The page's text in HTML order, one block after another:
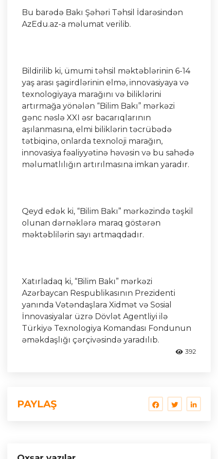
Bu barədə Bakı Şəhəri Təhsil İdarəsindən
AzEdu.az-a məlumat verilib.
Bildirilib ki, ümumi təhsil məktəblərinin 6-14
yaş arası şagirdlərinin elmə, innovasiyaya və
texnologiyaya marağını və biliklərini
artırmağa yönələn “Bilim Bakı” mərkəzi
gənc nəslə XXI əsr bacarıqlarının
aşılanmasına, elmi biliklərin təcrübədə
tətbiqinə, onlarda texnoloji marağın,
innovasiya fəaliyyətinə həvəsin və bu sahədə
məlumatlılığın artırılmasına imkan yaradır.
Qeyd edək ki, “Bilim Bakı” mərkəzində təşkil
olunan dərnəklərə maraq göstərən
məktəblilərin sayı artmaqdadır.
Xatırladaq ki, “Bilim Bakı” mərkəzi
Azərbaycan Respublikasının Prezidenti
yanında Vətəndaşlara Xidmət və Sosial
İnnovasiyalar üzrə Dövlət Agentliyi ilə
Türkiyə Texnologiya Komandası Fondunun
əməkdaşlığı çərçivəsində yaradılıb.
392
PAYLAŞ